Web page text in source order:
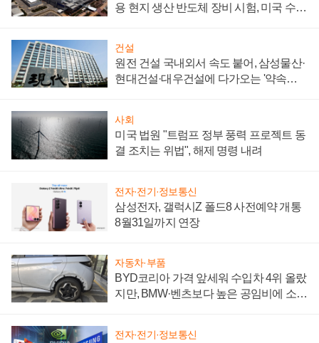
용 현지 생산 반도체 장비 시험, 미국 수출
건설
원전 건설 국내외서 속도 붙어, 삼성물산·
현대건설·대우건설에 다가오는 '약속의
사회
미국 법원 "트럼프 정부 풍력 프로젝트 동
결 조치는 위법", 해제 명령 내려
전자·전기·정보통신
삼성전자, 갤럭시Z 폴드8 사전예약 개통
8월31일까지 연장
자동차·부품
BYD코리아 가격 앞세워 수입차 4위 올랐
지만, BMW·벤츠보다 높은 공임비에 소비
전자·전기·정보통신